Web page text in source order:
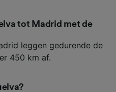
tot Madrid met de
leggen gedurende de
450 km af.